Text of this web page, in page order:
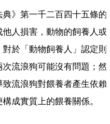
》第一千二百四十五條的
人損害，動物的飼養人或
於「動物飼養人」認定則
流浪狗可能沒有問題；然
流浪狗對餵養者產生依賴
成實質上的餵養關係。